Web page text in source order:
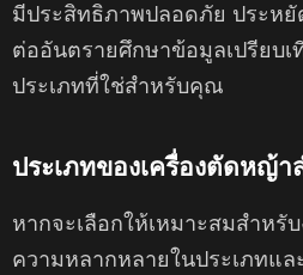
มีประสิทธิภาพปลอดภัย ประหยั
ต่ออันตรายศึกษาข้อมูลเปรียบเ
ประเภทที่ใช่สำหรับคุณ
ประเภทของเครื่องตัดหญ้
หากจะเลือกให้เหมาะสมสำหรั
ความหลากหลายในประเภทแ